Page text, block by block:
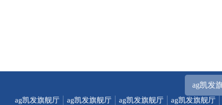
ag凯发
ag凯发旗舰厅
ag凯发旗舰厅
ag凯发旗舰厅
ag凯发旗舰厅